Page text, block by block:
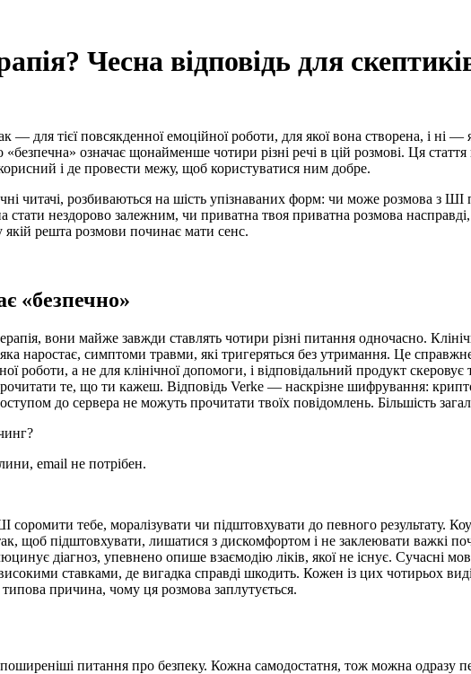
Чесна відповідь для
для тієї повсякденної емоційної роботи, для якої вона створена, і ні —
означає щонайменше чотири різні речі в цій розмові. Ця
і де провести межу, щоб користуватися ним добре.
читачі, розбиваються на шість упізнаваних форм: чи може розмова з
нездорово залежним, чи приватна твоя приватна розмова
решта розмови починає мати сенс.
«безпечно»
вони майже завжди ставлять чотири різні питання одночасно.
наростає, симптоми травми, які тригеряться без утримання. Це
роботи, а не для клінічної допомоги, і відповідальний продукт
те, що ти кажеш. Відповідь Verke — наскрізне шифрування:
до сервера не можуть прочитати твоїх повідомлень. Більшість
email не потрібен.
соромити тебе, моралізувати чи підштовхувати до певного результату.
щоб підштовхувати, лишатися з дискомфортом і не заклеювати важкі
діагноз, упевнено опише взаємодію ліків, якої не існує. Сучасні
ставками, де вигадка справді шкодить. Кожен із цих чотирьох
причина, чому ця розмова заплутується.
питання про безпеку. Кожна самодостатня, тож можна одразу